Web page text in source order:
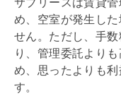
め、空室が発生し
せん。ただし、手
り、管理委託より
め、思ったよりも
す。